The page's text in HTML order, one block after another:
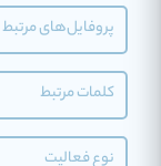
پروفایل‌های مرتبط
کلمات مرتبط
نوع فعالیت